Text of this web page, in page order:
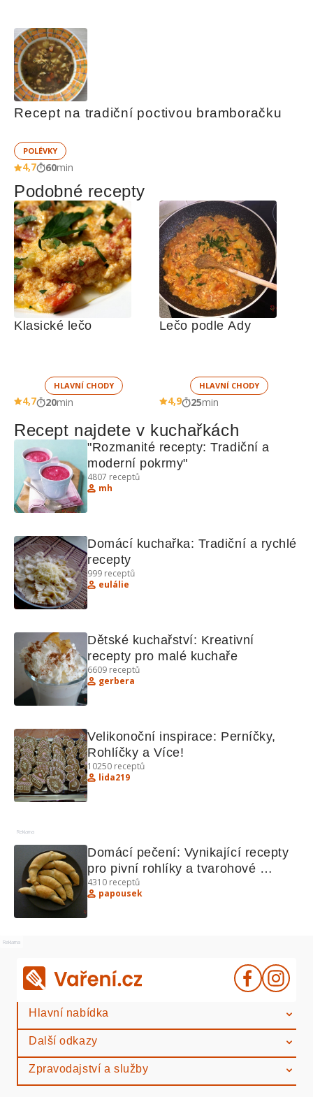
Recept na tradiční poctivou bramboračku
POLÉVKY
4,7 60min
Podobné recepty
Klasické lečo
HLAVNÍ CHODY
4,7 20min
Lečo podle Ady
HLAVNÍ CHODY
4,9 25min
Recept najdete v kuchařkách
"Rozmanité recepty: Tradiční a
moderní pokrmy"
4807 receptů
mh
Domácí kuchařka: Tradiční a rychlé
recepty
999 receptů
eulálie
Dětské kuchařství: Kreativní
recepty pro malé kuchaře
6609 receptů
gerbera
Velikonoční inspirace: Perníčky,
Rohlíčky a Více!
10250 receptů
lida219
Reklama
Domácí pečení: Vynikající recepty
pro pivní rohlíky a tvarohové
koláčky
4310 receptů
papousek
Reklama
Hlavní nabídka
Další odkazy
Zpravodajství a služby